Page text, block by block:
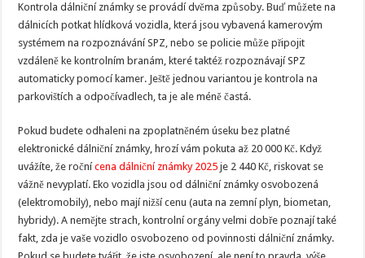
Kontrola dálniční známky se provádí dvěma způsoby. Buď můžete na
dálnicích potkat hlídková vozidla, která jsou vybavená kamerovým
systémem na rozpoznávání SPZ, nebo se policie může připojit
vzdáleně ke kontrolním branám, které taktéž rozpoznávají SPZ
automaticky pomocí kamer. Ještě jednou variantou je kontrola na
parkovištích a odpočívadlech, ta je ale méně častá.
Pokud budete odhaleni na zpoplatněném úseku bez platné
elektronické dálniční známky, hrozí vám pokuta až 20 000 Kč. Když
uvážíte, že ročnícena dálniční známky 2025 je 2 440 Kč, riskovat se
vážně nevyplatí. Eko vozidla jsou od dálniční známky osvobozená
(elektromobily), nebo mají nižší cenu (auta na zemní plyn, biometan,
hybridy). A nemějte strach, kontrolní orgány velmi dobře poznají také
fakt, zda je vaše vozidlo osvobozeno od povinnosti dálniční známky.